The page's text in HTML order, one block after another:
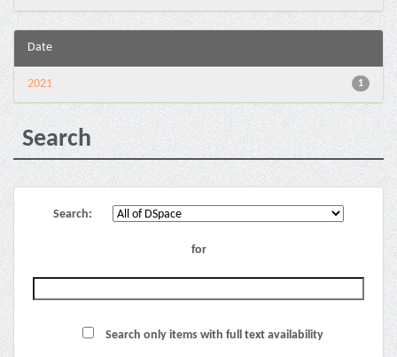
Date
1
2021
Search
Search:
for
Search only items with full text availability